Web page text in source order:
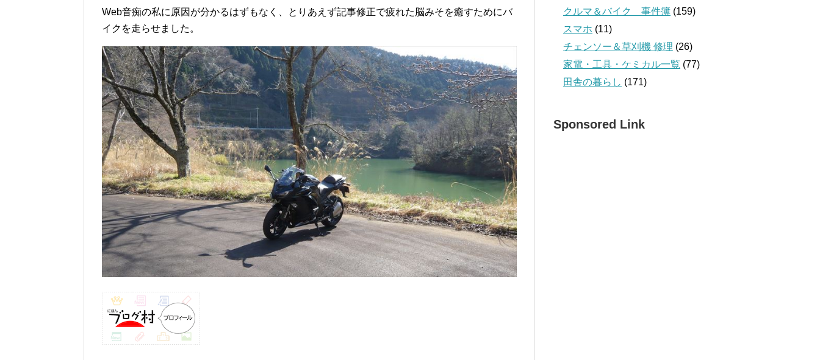
Web音痴の私に原因が分かるはずもなく、とりあえず記事修正で疲れた脳みそを癒すためにバ
イクを走らせました。
クルマ＆バイク 事件簿 (159)
スマホ (11)
チェンソー＆草刈機 修理 (26)
家電・工具・ケミカル一覧 (77)
田舎の暮らし (171)
Sponsored Link